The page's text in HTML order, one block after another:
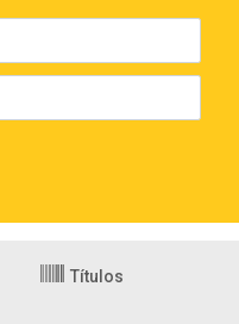
Títulos